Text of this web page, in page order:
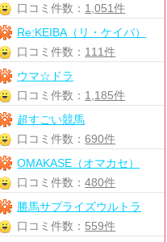
口コミ件数： 1,051件
Re:KEIBA（リ・ケイバ）
口コミ件数： 111件
ウマ☆ドラ
口コミ件数： 1,185件
超すごい競馬
口コミ件数：690件
OMAKASE（オマカセ）
口コミ件数：480件
勝馬サプライズウルトラ
口コミ件数： 559件